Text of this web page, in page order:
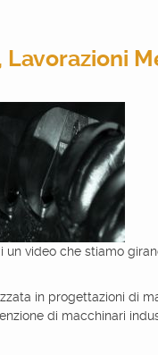
Lavorazioni
un video che stiamo
in progettazioni di
di macchinari